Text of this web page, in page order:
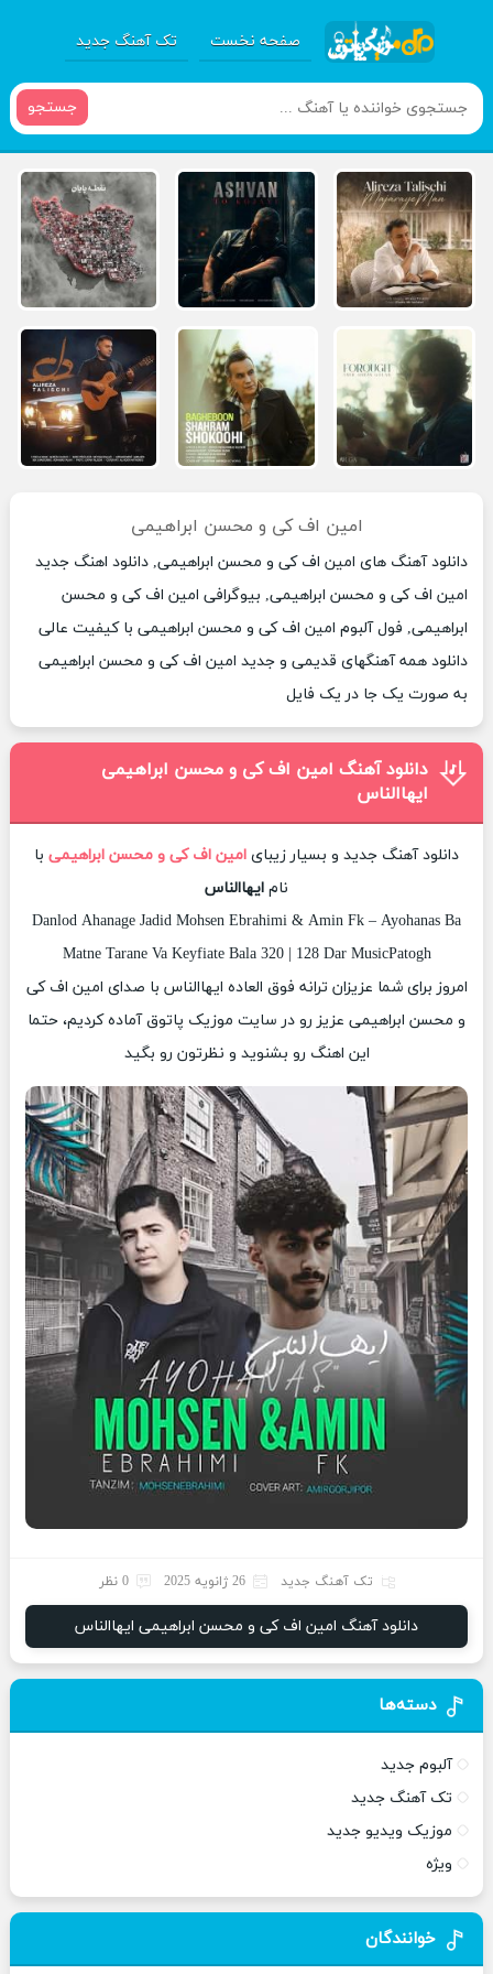
صفحه نخست تک آهنگ جدید
جستجو
امین اف کی و محسن ابراهیمی
دانلود آهنگ های امین اف کی و محسن ابراهیمی, دانلود اهنگ جدید
امین اف کی و محسن ابراهیمی, بیوگرافی امین اف کی و محسن
ابراهیمی, فول آلبوم امین اف کی و محسن ابراهیمی با کیفیت عالی
دانلود همه آهنگهای قدیمی و جدید امین اف کی و محسن ابراهیمی
به صورت یک جا در یک فایل
دانلود آهنگ امین اف کی و محسن ابراهیمی
ایهاالناس
دانلود آهنگ جدید و بسیار زیبای امین اف کی و محسن ابراهیمی با
نام ایهاالناس
Danlod Ahanage Jadid Mohsen Ebrahimi & Amin Fk – Ayohanas Ba
Matne Tarane Va Keyfiate Bala 320 | 128 Dar MusicPatogh
امروز برای شما عزیزان ترانه فوق العاده ایهاالناس با صدای امین اف کی
و محسن ابراهیمی عزیز رو در سایت موزیک پاتوق آماده کردیم، حتما
این اهنگ رو بشنوید و نظرتون رو بگید
تک آهنگ جدید 26 ژانویه 2025 0 نظر
دانلود آهنگ امین اف کی و محسن ابراهیمی ایهاالناس
دسته‌ها
آلبوم جدید
تک آهنگ جدید
موزیک ویدیو جدید
ویژه
خوانندگان